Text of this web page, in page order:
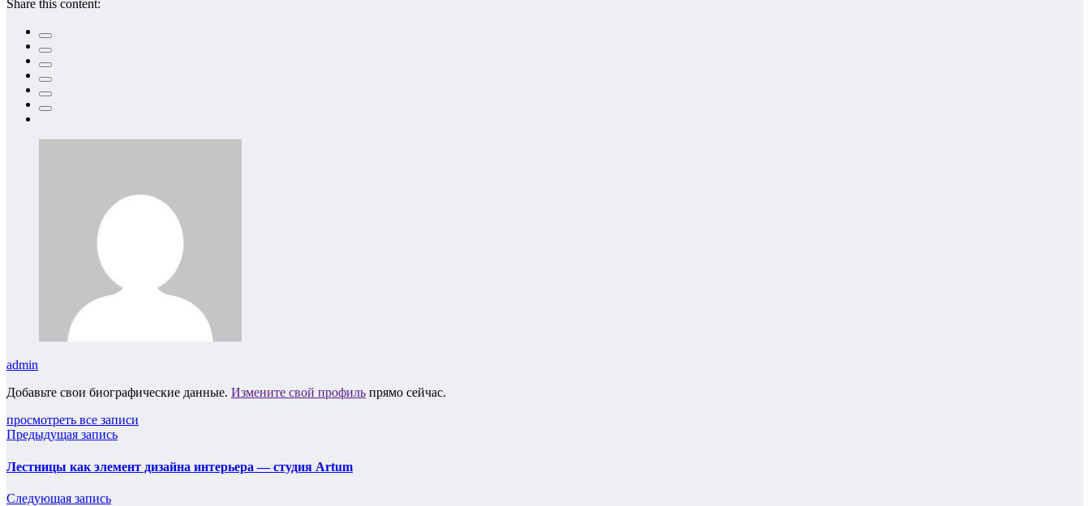
Share this content:
admin
Добавьте свои биографические данные. Измените свой профиль прямо сейчас.
просмотреть все записи
Предыдущая запись
Лестницы как элемент дизайна интерьера — студия Artum
Следующая запись